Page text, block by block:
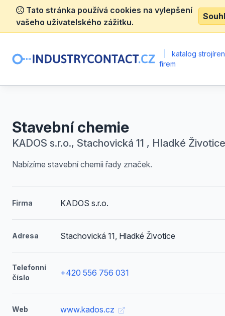
Tato stránka používá cookies na vylepšení
vašeho uživatelského zážitku.
katalog
firem
Stavební chemie
KADOS s.r.o., Stachovická 11 , Hladké Životice
Nabízíme stavební chemii řady značek.
Firma KADOS s.r.o.
Adresa Stachovická 11, Hladké Životice
Telefonní
číslo
+420 556 756 031
Web www.kados.cz